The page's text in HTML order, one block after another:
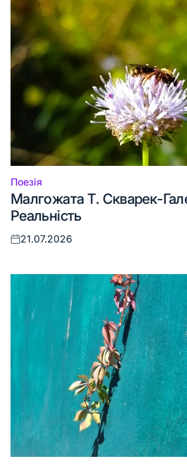
Опублікувати
у
Поезія
Малгожата Т. Скварек-
Реальність
Оприлюднено
21.07.2026